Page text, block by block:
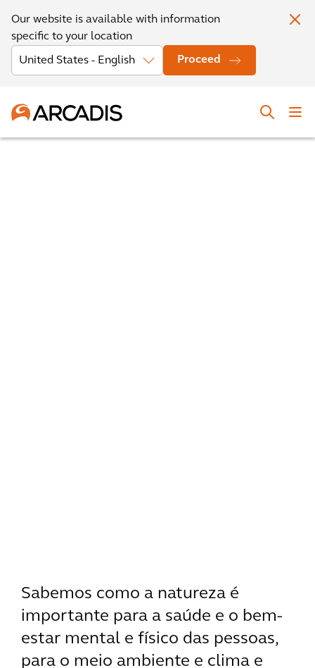
Our website is available with information
specific to your location
Proceed
Sabemos como a natureza é
importante para a saúde e o bem-
estar mental e físico das pessoas,
para o meio ambiente e clima e